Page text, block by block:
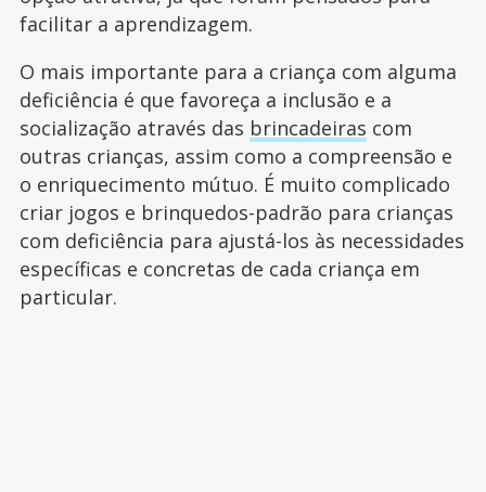
facilitar a aprendizagem.
O mais importante para a criança com alguma
deficiência é que favoreça a inclusão e a
socialização através das brincadeiras com
outras crianças, assim como a compreensão e
o enriquecimento mútuo. É muito complicado
criar jogos e brinquedos-padrão para crianças
com deficiência para ajustá-los às necessidades
específicas e concretas de cada criança em
particular.